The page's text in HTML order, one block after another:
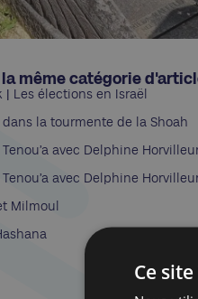
la même catégorie
| Les élections en Israël
dans la tourmente de la Shoah
avec Delphine
avec Delphine
Milmoul
Ce